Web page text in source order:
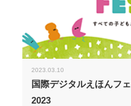
2023.03.10
国際デジタルえほんフ
2023